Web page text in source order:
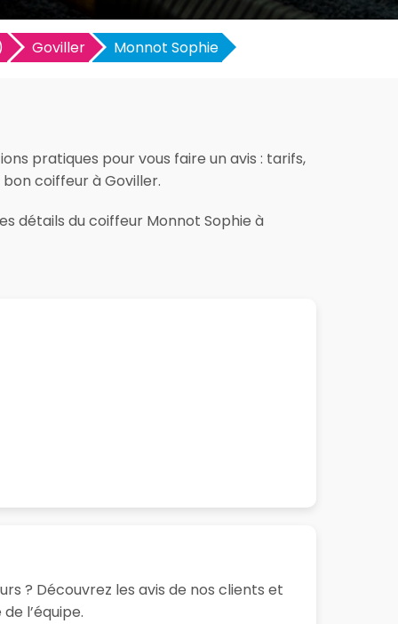
Goviller Monnot Sophie
pratiques pour vous faire un avis : tarifs,
coiffeur à Goviller.
détails du coiffeur Monnot Sophie à
? Découvrez les avis de nos clients et
l’équipe.